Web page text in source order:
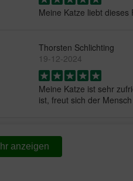
Meine Katze liebt dieses
Thorsten Schlichting
19-12-2024
Meine Katze ist sehr
ist, freut sich der
Manuela Stibane
17-12-2024
anzeigen